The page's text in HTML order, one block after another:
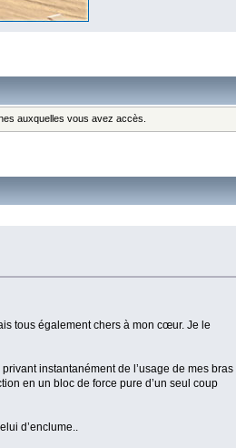
auxquelles vous avez accès.
tous également chers à mon cœur. Je le
instantanément de l’usage de mes bras
en un bloc de force pure d’un seul coup
d’enclume..